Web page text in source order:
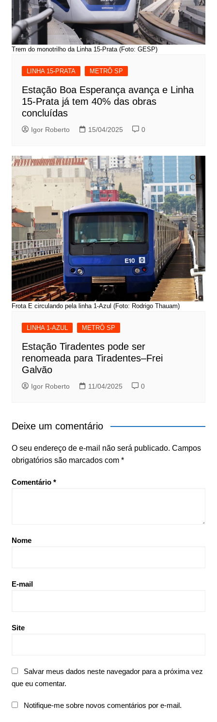
Trem do monotrilho da Linha 15-Prata (Foto: GESP)
LINHA 15-PRATA METRÔ SP
Estação Boa Esperança avança e Linha
15-Prata já tem 40% das obras
concluídas
Igor Roberto 15/04/2025 0
Frota E circulando pela linha 1-Azul (Foto: Rodrigo Thauam)
LINHA 1-AZUL METRÔ SP
Estação Tiradentes pode ser
renomeada para Tiradentes–Frei
Galvão
Igor Roberto 11/04/2025 0
Deixe um comentário
O seu endereço de e-mail não será publicado. Campos
obrigatórios são marcados com *
Comentário *
Nome
E-mail
Site
Salvar meus dados neste navegador para a próxima vez
que eu comentar.
Notifique-me sobre novos comentários por e-mail.